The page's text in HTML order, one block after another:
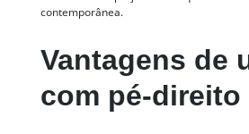
contemporânea.
Vantagens de
com pé-